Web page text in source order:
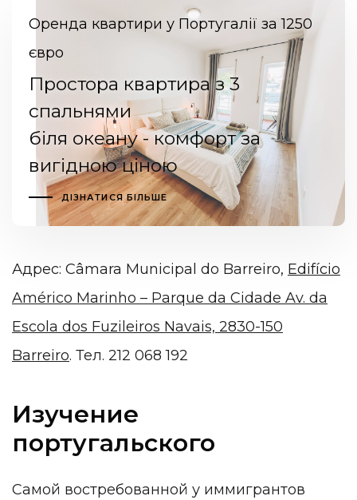
Оренда квартири у Португалії за 1250
євро
Простора квартира з 3
спальнями
біля океану - комфорт за
вигідною ціною
ДІЗНАТИСЯ БІЛЬШЕ
Адрес: Câmara Municipal do Barreiro, Edifício
Américo Marinho – Parque da Cidade Av. da
Escola dos Fuzileiros Navais, 2830-150
Barreiro. Тел. 212 068 192
Изучение
португальского
Самой востребованной у иммигрантов